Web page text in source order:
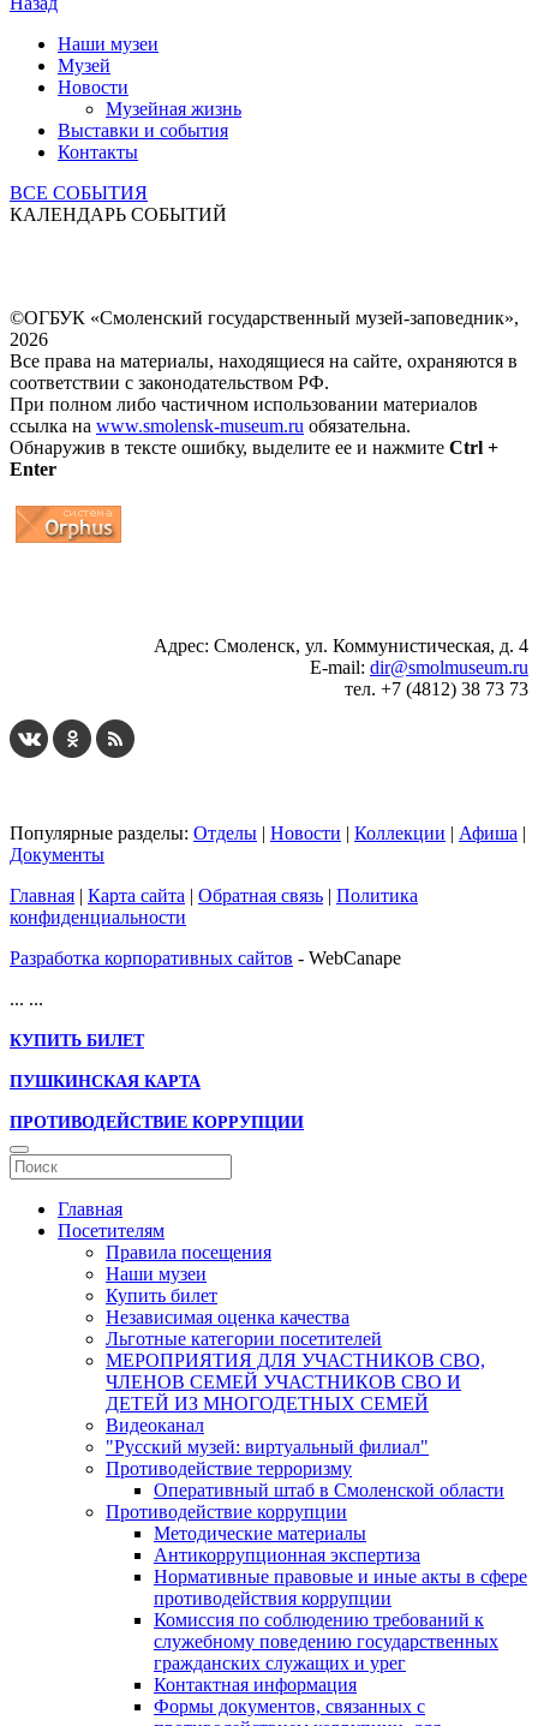
Наши музеи
Музей
Новости
Музейная жизнь
Выставки и события
Контакты
ВСЕ СОБЫТИЯ
КАЛЕНДАРЬ СОБЫТИЙ
©ОГБУК «Смоленский государственный музей-заповедник»,
2026
Все права на материалы, находящиеся на сайте, охраняются в
соответствии с законодательством РФ.
При полном либо частичном использовании материалов
ссылка на www.smolensk-museum.ru обязательна.
Обнаружив в тексте ошибку, выделите ее и нажмите Ctrl +
Enter
Адрес: Смоленск, ул. Коммунистическая, д. 4
E-mail: dir@smolmuseum.ru
тел. +7 (4812) 38 73 73
Популярные разделы: Отделы | Новости | Коллекции | Афиша |
Документы
Главная | Карта сайта | Обратная связь | Политика
конфиденциальности
Разработка корпоративных сайтов - WebCanape
... ...
КУПИТЬ БИЛЕТ
ПУШКИНСКАЯ КАРТА
ПРОТИВОДЕЙСТВИЕ КОРРУПЦИИ
Главная
Посетителям
Правила посещения
Наши музеи
Купить билет
Независимая оценка качества
Льготные категории посетителей
МЕРОПРИЯТИЯ ДЛЯ УЧАСТНИКОВ СВО,
ЧЛЕНОВ СЕМЕЙ УЧАСТНИКОВ СВО И
ДЕТЕЙ ИЗ МНОГОДЕТНЫХ СЕМЕЙ
Видеоканал
"Русский музей: виртуальный филиал"
Противодействие терроризму
Оперативный штаб в Смоленской области
Противодействие коррупции
Методические материалы
Антикоррупционная экспертиза
Нормативные правовые и иные акты в сфере
противодействия коррупции
Комиссия по соблюдению требований к
служебному поведению государственных
гражданских служащих и урег
Контактная информация
Формы документов, связанных с